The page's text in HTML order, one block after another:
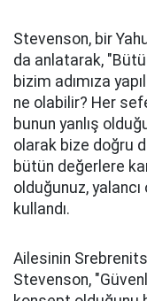
Stevenson, bir
da anlatarak,
bizim adımıza
ne olabilir? Her
bunun yanlış
olarak bize doğru
bütün değerlere
olduğunuz,
kullandı.
Ailesinin
Stevenson,